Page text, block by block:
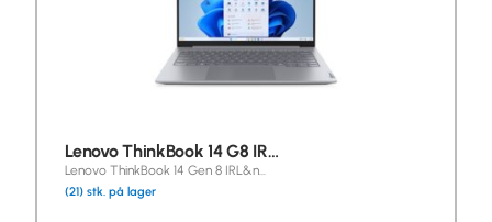
Lenovo ThinkBook 14 G8 IR…
Lenovo ThinkBook 14 Gen 8 IRL&n…
(21) stk. på lager